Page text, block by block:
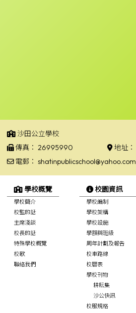
沙田公立學校
傳真： 26995990 地址：
電郵： shatinpublicschool@yahoo.com
學校概覽
學校簡介
校監的話
主席淺談
校長的話
特殊學校概覽
校歌
聯絡我們
校園資訊
學校編制
學校架構
學校設施
學額與班級
周年計劃及報告
校車路線
校曆表
學校刊物
耕耘集
沙公快訊
校服規格